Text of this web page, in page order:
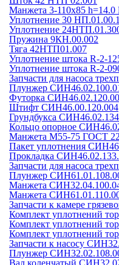
Манжета 3-110х85
Уплотнение 30
Уплотнение
Пружина 9КН.00.002
Тяга 42НТП01.007
Уплотнение штока R-2-
Уплотнение штока R-2-
Запчасти для насоса
Плунжер
Футорка
Штифт СИН46.00.120.004
Грундбукса
Кольцо опорное
Манжета М55-75 ГОСТ
Пакет уплотнения
Прокладка
Запчасти для насоса
Плунжер
Манжета
Манжета
Запчасти к камере
Комплект уплотнений
Комплект уплотнений
Комплект уплотнений
Запчасти к насосу
Плунжер
Вал коленчатый